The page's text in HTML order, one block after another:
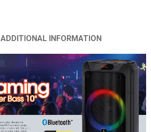
ADDITIONAL INFORMATION